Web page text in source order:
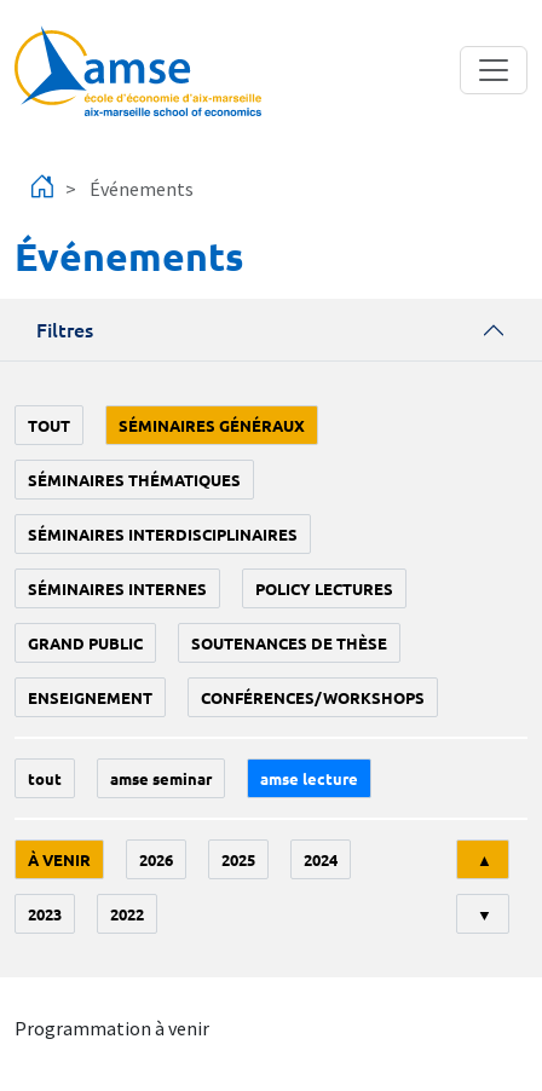
Événements
Événements
Filtres
TOUT SÉMINAIRES GÉNÉRAUX
SÉMINAIRES THÉMATIQUES
SÉMINAIRES INTERDISCIPLINAIRES
SÉMINAIRES INTERNES POLICY LECTURES
GRAND PUBLIC SOUTENANCES DE THÈSE
ENSEIGNEMENT CONFÉRENCES/WORKSHOPS
tout amse seminar amse lecture
À VENIR 2026 2025 2024
2023 2022
▲
▼
Programmation à venir